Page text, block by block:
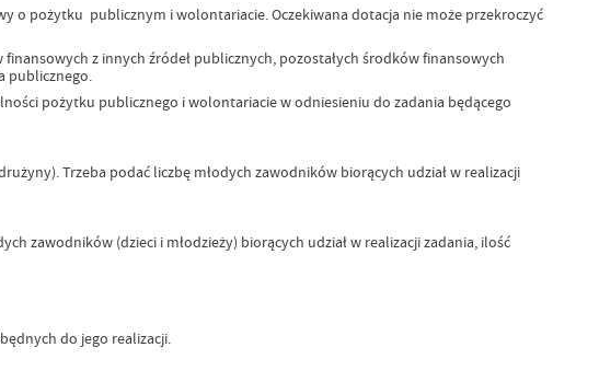
o pożytku publicznym i wolontariacie. Oczekiwana dotacja nie może przekroczyć
z innych źródeł publicznych, pozostałych środków finansowych
publicznego.
pożytku publicznego i wolontariacie w odniesieniu do zadania będącego
Trzeba podać liczbę młodych zawodników biorących udział w realizacji
zawodników (dzieci i młodzieży) biorących udział w realizacji zadania, ilość
do jego realizacji.